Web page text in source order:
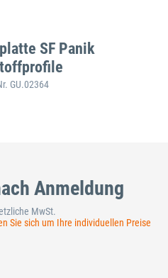
SF Panik
GU.02364
Anmeldung
MwSt.
Sie sich um Ihre individuellen Preise